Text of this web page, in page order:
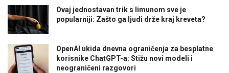
Ovaj jednostavan trik s limunom sve je
popularniji: Zašto ga ljudi drže kraj kreveta?
OpenAI ukida dnevna ograničenja za besplatne
korisnike ChatGPT-a: Stižu novi modeli i
neograničeni razgovori